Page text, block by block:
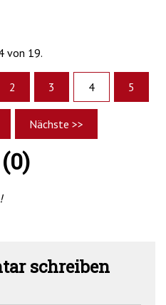
von 19.
2 3 4 5
Nächste >>
schreiben